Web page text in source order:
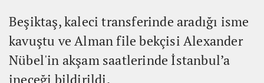
Beşiktaş, kaleci transferinde aradığı isme
kavuştu ve Alman file bekçisi Alexander
Nübel'in akşam saatlerinde İstanbul’a
ineceği bildirildi.